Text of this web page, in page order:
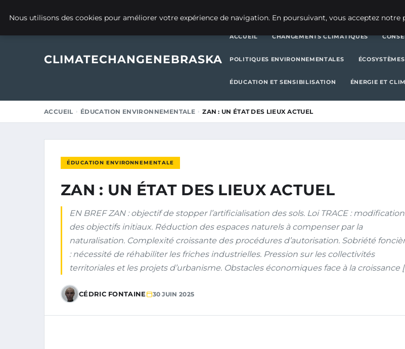
CLIMATECHANGENEBRASKA
ACCUEIL CHANGEMENTS CLIMATIQUES
POLITIQUES ENVIRONNEMENTALES
ÉDUCATION ET SENSIBILISATION ÉNERGIE ET
ACCUEIL ÉDUCATION ENVIRONNEMENTALE ZAN : UN ÉTAT DES LIEUX ACTUEL
ÉDUCATION ENVIRONNEMENTALE
ZAN : UN ÉTAT DES LIEUX ACTUEL
EN BREF ZAN : objectif de stopper l’artificialisation des sols. Loi TRACE :
des objectifs initiaux. Réduction des espaces naturels à compenser par la
naturalisation. Complexité croissante des procédures d’autorisation. Sobriété
: nécessité de réhabiliter les friches industrielles. Pression sur les collectivités
territoriales et les projets d’urbanisme. Obstacles économiques face à la croissance
CÉDRIC FONTAINE 30 JUIN 2025
Nous utilisons des cookies pour améliorer votre expérience de navigation. En poursuivant, vous acceptez